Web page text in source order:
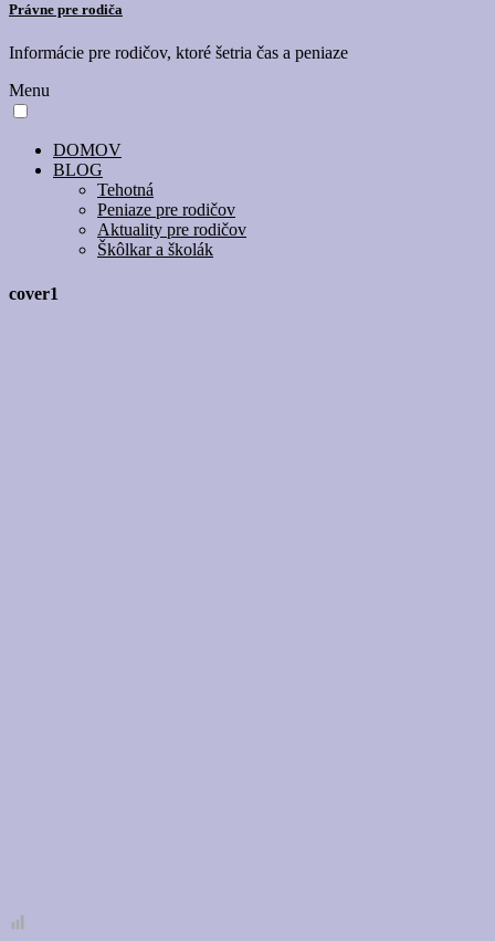
Právne pre rodiča
Informácie pre rodičov, ktoré šetria čas a peniaze
Menu
DOMOV
BLOG
Tehotná
Peniaze pre rodičov
Aktuality pre rodičov
Škôlkar a školák
cover1